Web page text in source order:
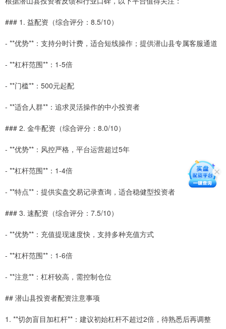
### 1. 益配资（综合评分：8.5/10）
- **优势**：支持分时计费，适合短线操作；提供潜山县专属客服通道
- **杠杆范围**：1-5倍
- **门槛**：500元起配
- **适合人群**：追求灵活操作的中小投资者
### 2. 金牛配资（综合评分：8.0/10）
- **优势**：风控严格，平台运营超过5年
- **杠杆范围**：1-4倍
- **特点**：提供实盘交易记录查询，适合稳健型投资者
### 3. 速配资（综合评分：7.5/10）
- **优势**：充值提现速度快，支持多种充值方式
- **杠杆范围**：1-6倍
- **注意**：杠杆较高，需控制仓位
## 潜山县投资者配资注意事项
1. **切勿盲目加杠杆**：建议初始杠杆不超过2倍，待熟悉后再调整